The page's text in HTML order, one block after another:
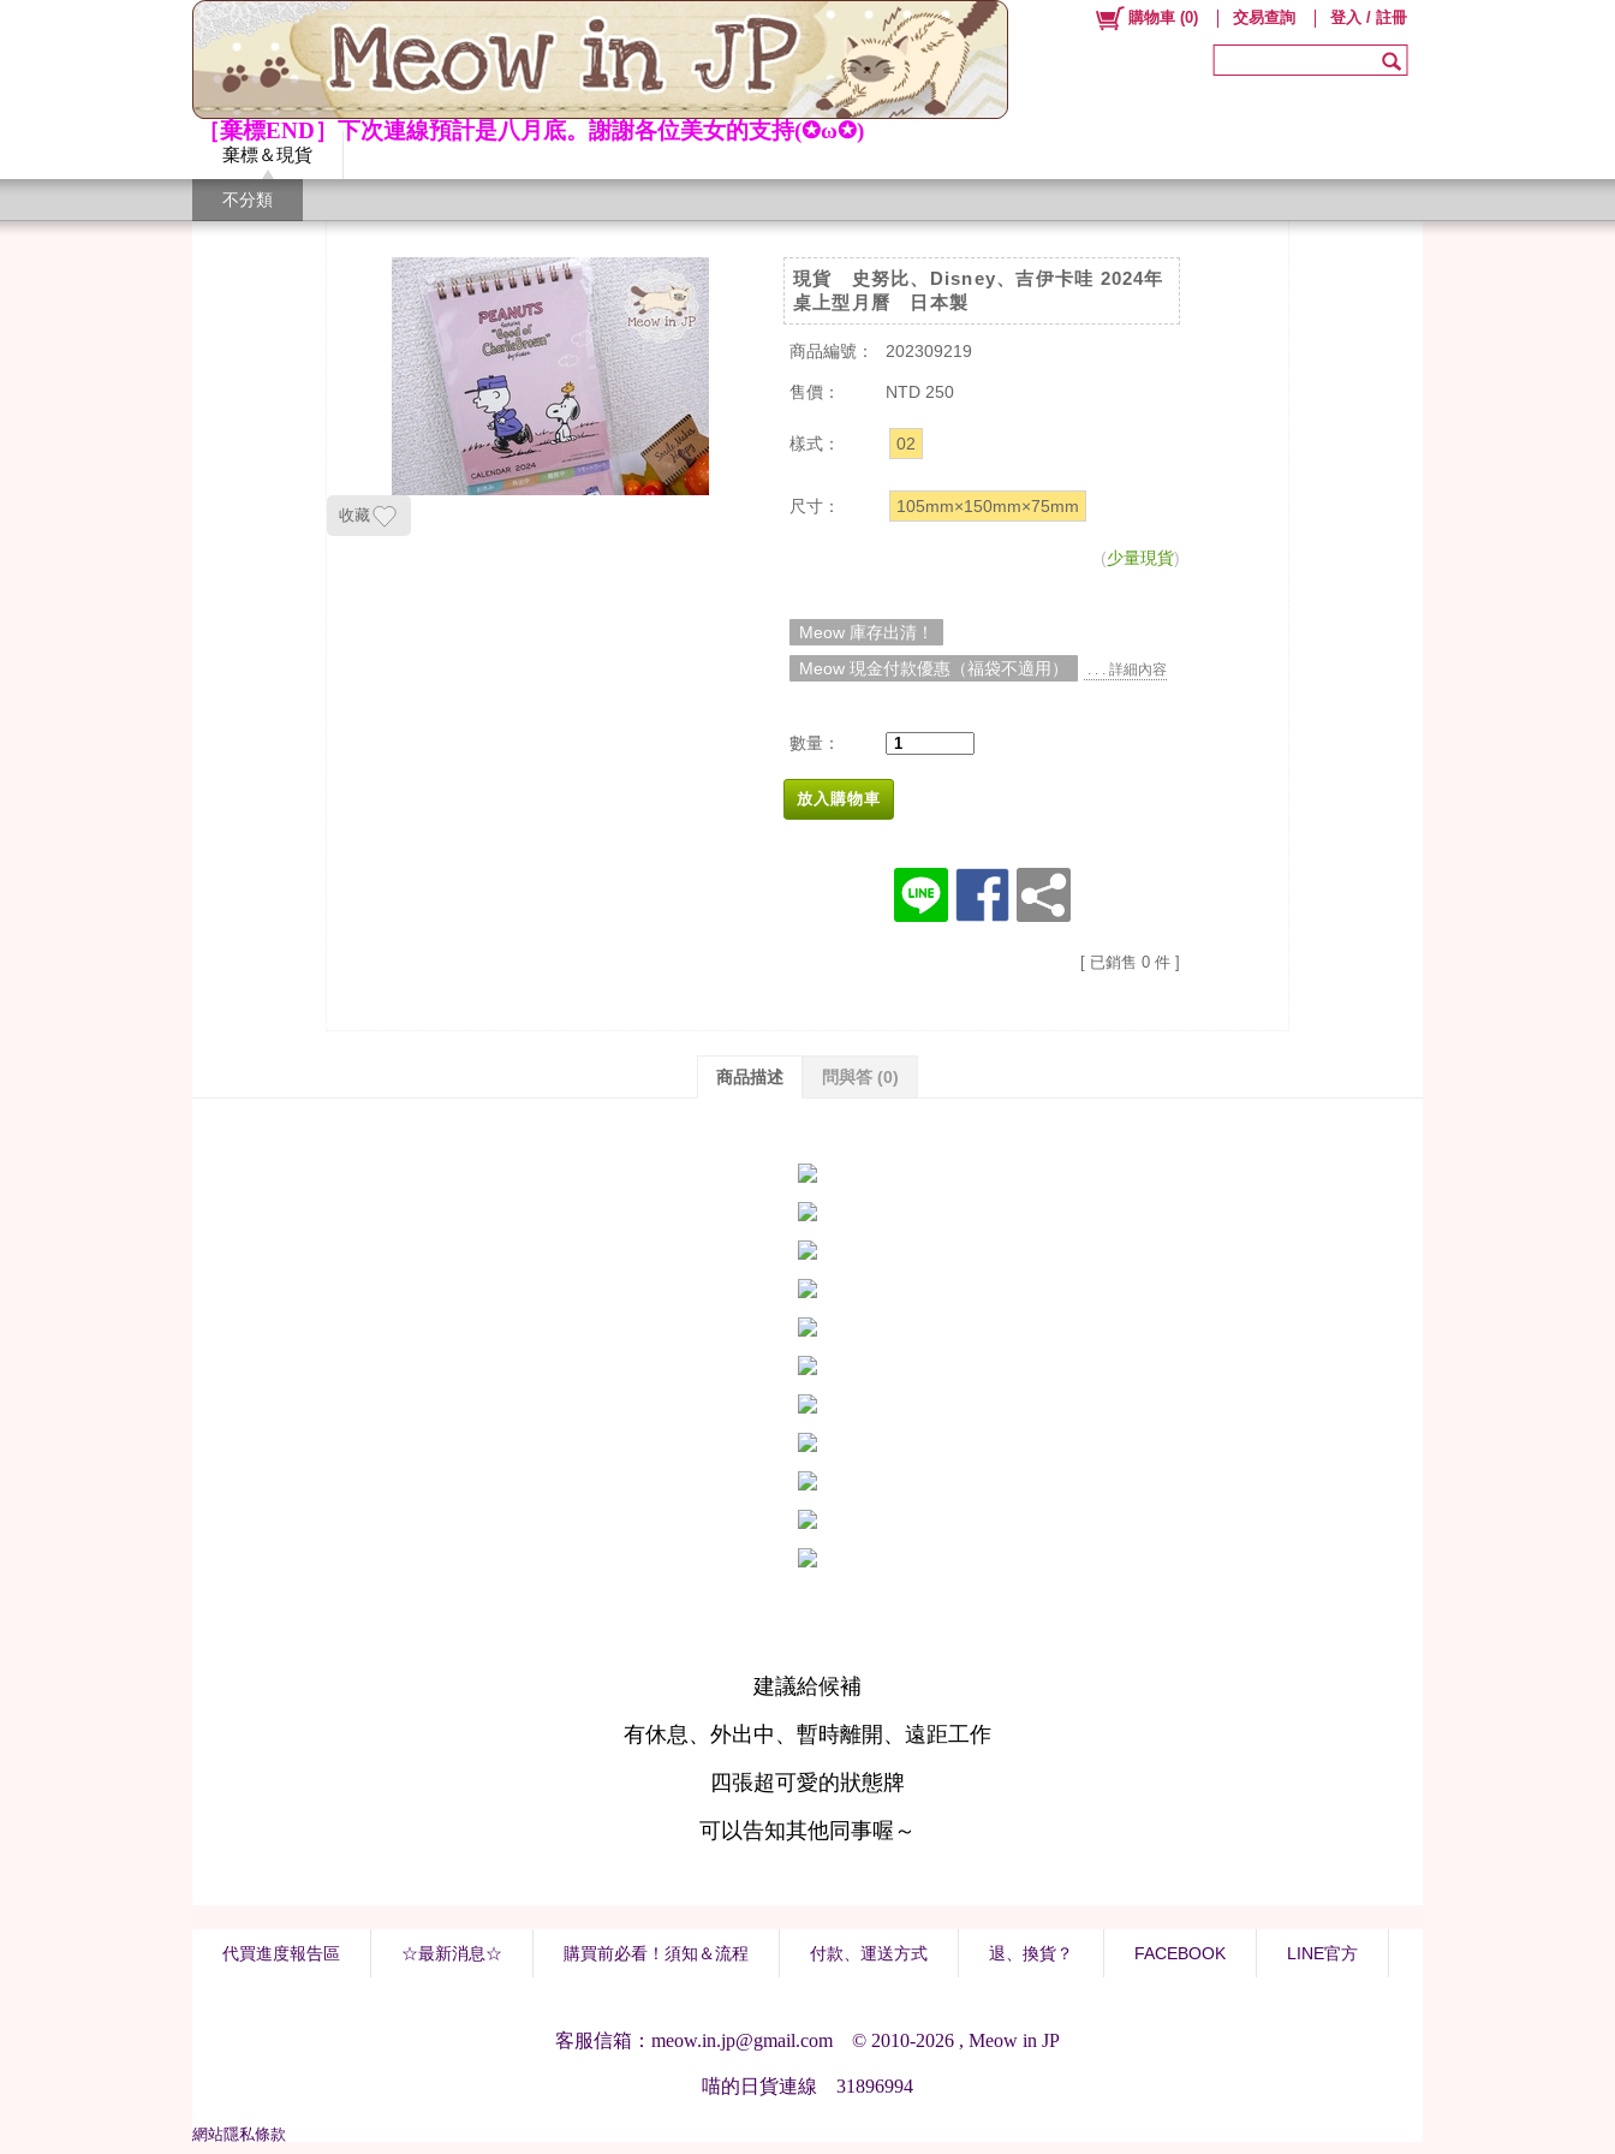
棄標＆現貨
購物車 (0) 交易查詢 登入 / 註冊
不分類
收藏
現貨 史努比、Disney、吉伊卡哇 2024年
桌上型月曆 日本製
商品編號： 202309219
售價： NTD 250
樣式： 02
尺寸： 105mm×150mm×75mm
(少量現貨)
Meow 庫存出清！
Meow 現金付款優惠（福袋不適用）
. . . 詳細內容
數量：
放入購物車
[ 已銷售 0 件 ]
商品描述 問與答 (0)
代買進度報告區 ☆最新消息☆ 購買前必看！須知＆流程 付款、運送方式 退、換貨？ FACEBOOK LINE官方
客服信箱：meow.in.jp@gmail.com © 2010-2026 , Meow in JP
喵的日貨連線 31896994
網站隱私條款
［棄標END］下次連線預計是八月底。謝謝各位美女的支持(✪ω✪)